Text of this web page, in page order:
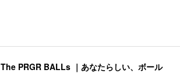
The PRGR BALLs ｜あなたらしい、ボール